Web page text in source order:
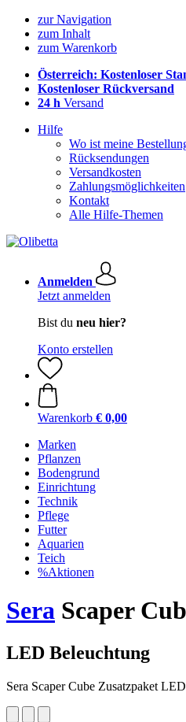
zur Navigation
zum Inhalt
zum Warenkorb
Österreich: Kostenloser
Kostenloser Rückversand
24 h Versand
Hilfe
Wo ist meine
Rücksendungen
Versandkosten
Zahlungsmöglichkeiten
Kontakt
Alle Hilfe-Themen
Anmelden
Jetzt anmelden
Bist du neu hier?
Konto erstellen
Warenkorb € 0,00
Marken
Pflanzen
Bodengrund
Einrichtung
Technik
Pflege
Futter
Aquarien
Teich
%Aktionen
Sera Scaper
LED Beleuchtung
Sera Scaper Cube Zusatzpaket